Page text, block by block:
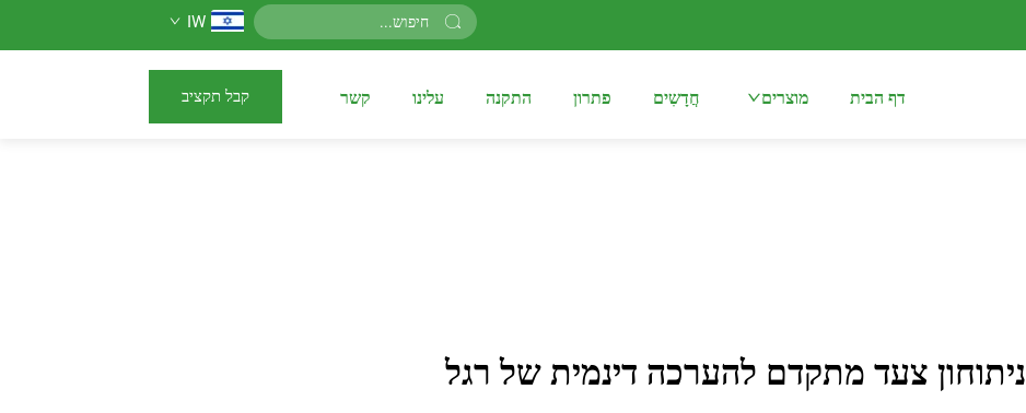
IW
דף הבית מוצרים חֲדָשִים פתרון התקנה עלינו קשר קבל תקציב
ניתוחון צעד מתקדם להערכה דינמית של רגל